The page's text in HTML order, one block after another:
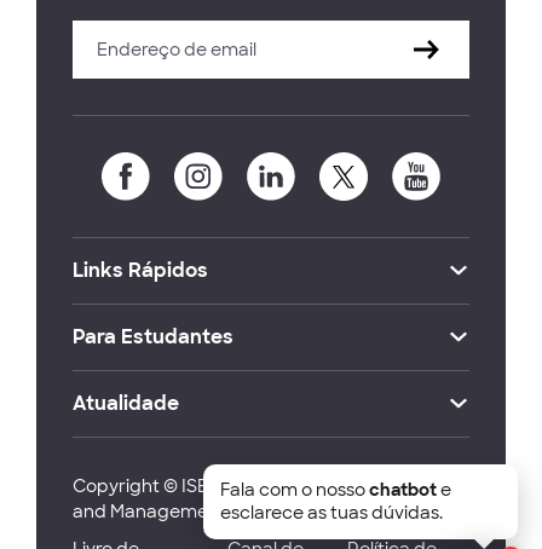
Links Rápidos
Para Estudantes
Atualidade
Copyright © ISEG Lisbon School of Economics
and Management 2026
Fala com o nossochatbote
esclarece as tuas dúvidas.